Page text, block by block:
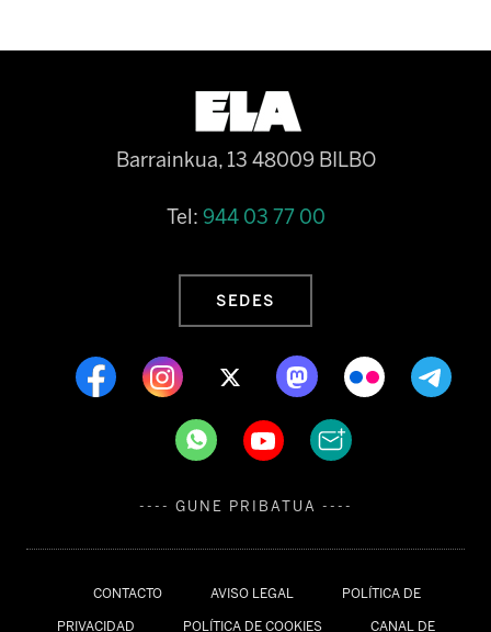
CONTACTO AVISO LEGAL POLÍTICA DE
PRIVACIDAD POLÍTICA DE COOKIES CANAL DE
Barrainkua, 13 48009 BILBO
Tel: 944 03 77 00
SEDES
---- GUNE PRIBATUA ----